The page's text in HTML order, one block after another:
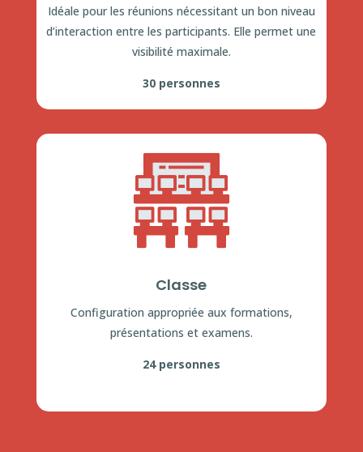
Idéale pour les réunions nécessitant un bon niveau
d’interaction entre les participants. Elle permet une
visibilité maximale.
30 personnes
Classe
Configuration appropriée aux formations,
présentations et examens.
24 personnes